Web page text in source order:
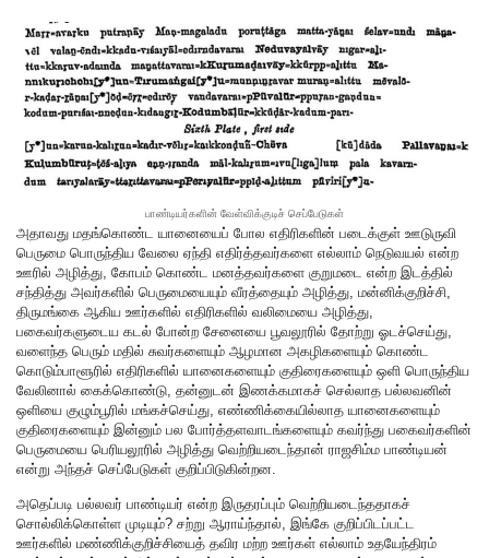
பாண்டியர்களின் வேள்விக்குடிச் செப்பேடுகள்
அதாவது மதங்கொண்ட யானையைப் போல எதிரிகளின் படைக்குள் ஊடுருவி
பெருமை பொருந்திய வேலை ஏந்தி எதிர்த்தவர்களை எல்லாம் நெடுவயல் என்ற
ஊரில் அழித்து, கோபம் கொண்ட மனத்தவர்களை குறுமடை என்ற இடத்தில்
சந்தித்து அவர்களில் பெருமையையும் வீரத்தையும் அழித்து, மன்னிக்குறிச்சி,
திருமங்கை ஆகிய ஊர்களில் எதிரிகளில் வலிமையை அழித்து,
பகைவர்களுடைய கடல் போன்ற சேனையை பூவலூரில் தோற்று ஓடச்செய்து,
வளைந்த பெரும் மதில் சுவர்களையும் ஆழமான அகழிகளையும் கொண்ட
கொடும்பாளூரில் எதிரிகளில் யானைகளையும் குதிரைகளையும் ஒளி பொருந்திய
வேலினால் கைக்கொண்டு, தன்னுடன் இணக்கமாகச் செல்லாத பல்லவனின்
ஒளியை குழும்பூரில் மங்கச்செய்து, எண்ணிக்கையில்லாத யானைகளையும்
குதிரைகளையும் இன்னும் பல போர்த்தளவாடங்களையும் கவர்ந்து பகைவர்களின்
பெருமையை பெரியலூரில் அழித்து வெற்றியடைந்தான் ராஜசிம்ம பாண்டியன்
என்று அந்தச் செப்பேடுகள் குறிப்பிடுகின்றன.
அதெப்படி பல்லவர் பாண்டியர் என்ற இருதரப்பும் வெற்றியடைந்ததாகச்
சொல்லிக்கொள்ள முடியும்? சற்று ஆராய்ந்தால், இங்கே குறிப்பிடப்பட்ட
ஊர்களில் மண்ணிக்குறிச்சியைத் தவிர மற்ற ஊர்கள் எல்லாம் உதயேந்திரம்